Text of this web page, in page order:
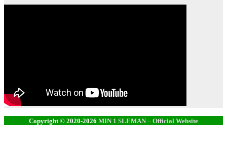
Copyright © 2020-2026 MIN 1 SLEMAN – Official Website